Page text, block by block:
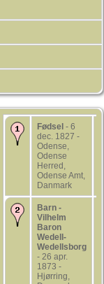
Fødsel - 6
dec. 1827 -
Odense,
Odense
Herred,
Odense Amt,
Danmark
Barn -
Vilhelm
Baron
Wedell-
Wedellsborg
- 26 apr.
1873 -
Hjørring,